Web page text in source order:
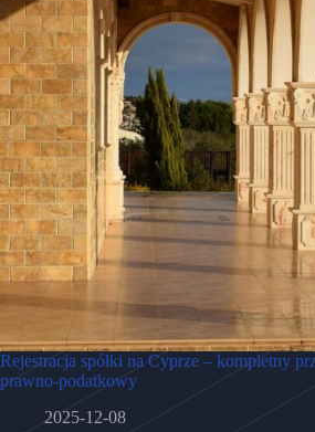
Rejestracja spółki na Cyprze – kompletny
prawno-podatkowy
2025-12-08